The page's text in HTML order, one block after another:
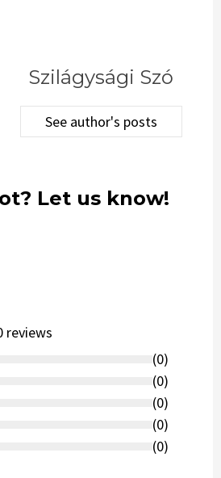
Szilágysági Szó
See author's posts
Let us know!
reviews
(0)
(0)
(0)
(0)
(0)